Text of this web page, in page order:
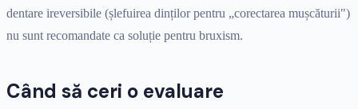
dentare ireversibile (șlefuirea dinților pentru „corectarea mușcăturii")
nu sunt recomandate ca soluție pentru bruxism.
Când să ceri o evaluare